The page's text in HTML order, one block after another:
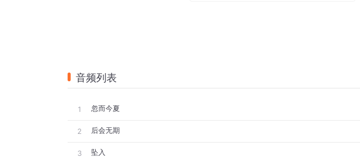
音频列表
1 忽而今夏
2 后会无期
3 坠入